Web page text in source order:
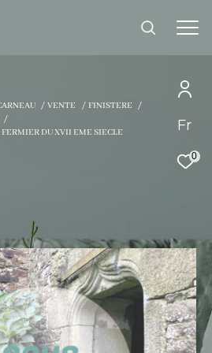
Fr
0
VENTE
FINISTERE
DU XVII EME SIECLE
recherche